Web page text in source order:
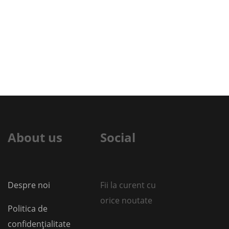
About us
Despre noi
Politica de
confidențialitate
Social
Fii la curent cu
orice noutate